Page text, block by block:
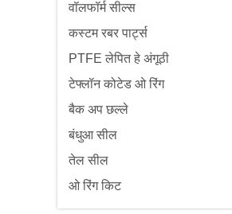
वॉलफॉर्म सील्स
कस्टम रबर पार्ट्स
PTFE लेपित हे अंगूठी
टेफ्लॉन कोटेड ओ रिंग
बैक अप छल्ले
बंधुआ सील
तेल सील
ओ रिंग किट